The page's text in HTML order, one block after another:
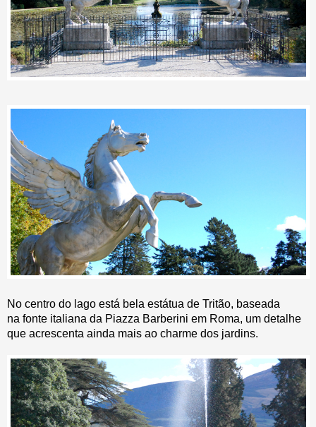
No centro do lago está bela estátua de Tritão, baseada
na fonte italiana da Piazza Barberini em Roma, um detalhe
que acrescenta ainda mais ao charme dos jardins.